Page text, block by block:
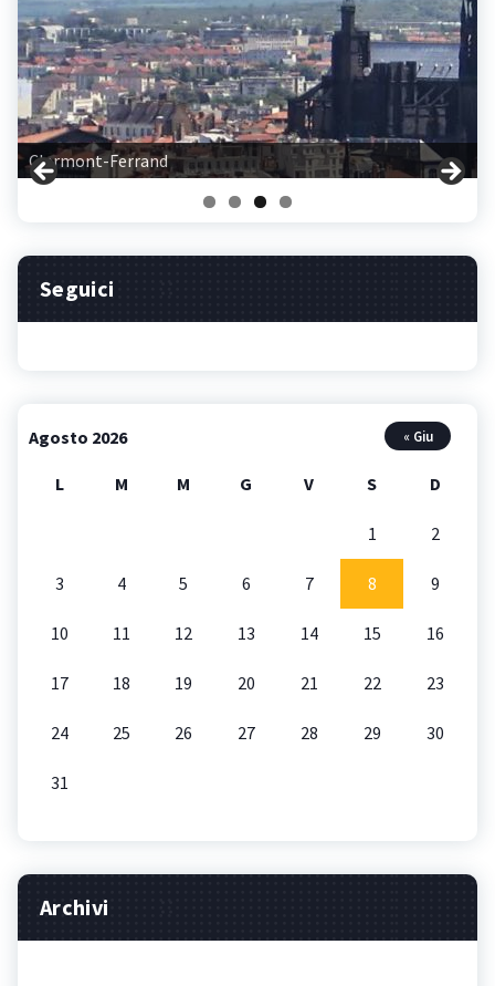
Clermont-Ferrand
Seguici
Agosto 2026
L M M G V S D
1 2
3 4 5 6 7 8 9
10 11 12 13 14 15 16
17 18 19 20 21 22 23
24 25 26 27 28 29 30
31
« Giu
Archivi